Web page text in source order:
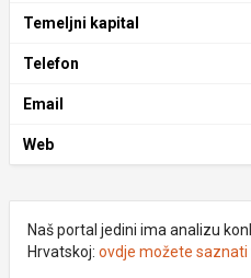
Temeljni kapital
Telefon
Email
Web
Naš portal jedini ima analizu
Hrvatskoj: ovdje možete saznati